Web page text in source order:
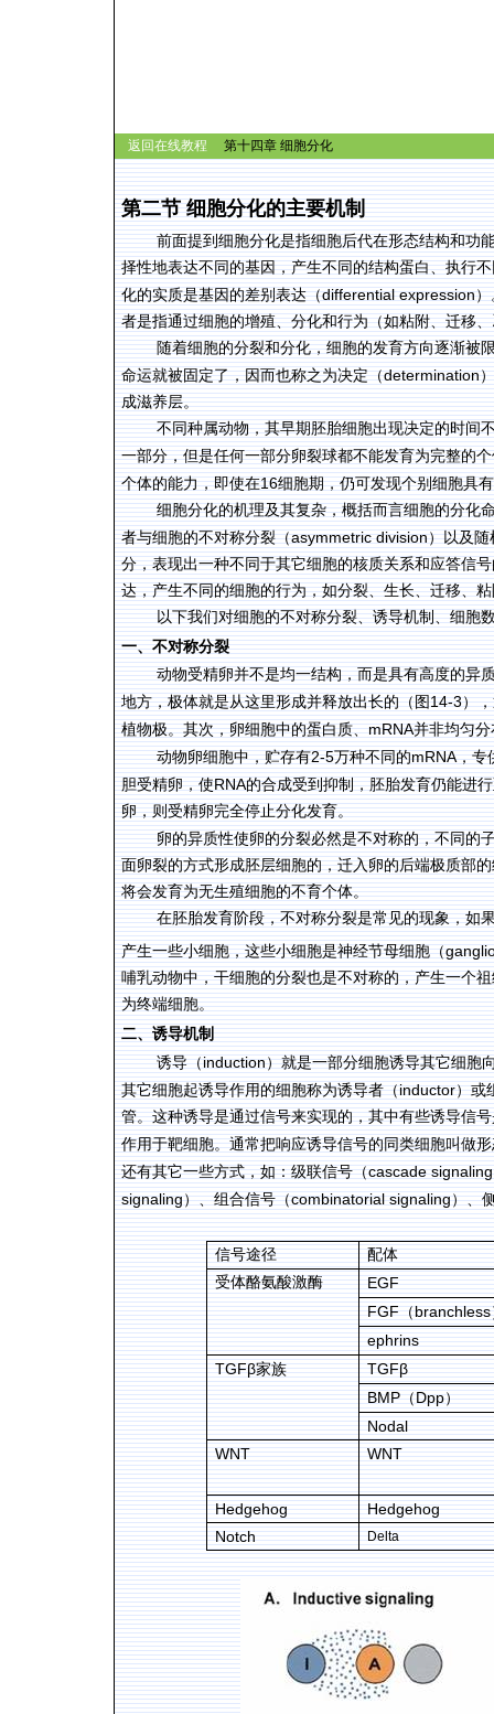
返回在线教程 第十四章 细胞分化
第二节 细胞分化的主要机制
前面提到细胞分化是指细胞后代在形态结构和功
择性地表达不同的基因，产生不同的结构蛋白、执行
化的实质是基因的差别表达（differential expression）
者是指通过细胞的增殖、分化和行为（如粘附、迁移
随着细胞的分裂和分化，细胞的发育方向逐渐被
命运就被固定了，因而也称之为决定（determination
成滋养层。
不同种属动物，其早期胚胎细胞出现决定的时间
一部分，但是任何一部分卵裂球都不能发育为完整的
个体的能力，即使在16细胞期，仍可发现个别细胞具
细胞分化的机理及其复杂，概括而言细胞的分化
者与细胞的不对称分裂（asymmetric division）以及随
分，表现出一种不同于其它细胞的核质关系和应答信
达，产生不同的细胞的行为，如分裂、生长、迁移、
以下我们对细胞的不对称分裂、诱导机制、细胞
一、不对称分裂
动物受精卵并不是均一结构，而是具有高度的异
地方，极体就是从这里形成并释放出长的（图14-3）
植物极。其次，卵细胞中的蛋白质、mRNA并非均匀
动物卵细胞中，贮存有2-5万种不同的mRNA，专
胆受精卵，使RNA的合成受到抑制，胚胎发育仍能进
卵，则受精卵完全停止分化发育。
卵的异质性使卵的分裂必然是不对称的，不同的
面卵裂的方式形成胚层细胞的，迁入卵的后端极质部
将会发育为无生殖细胞的不育个体。
在胚胎发育阶段，不对称分裂是常见的现象，如
产生一些小细胞，这些小细胞是神经节母细胞（
哺乳动物中，干细胞的分裂也是不对称的，产生一个
为终端细胞。
二、诱导机制
诱导（induction）就是一部分细胞诱导其它细胞
其它细胞起诱导作用的细胞称为诱导者（inductor）或
管。这种诱导是通过信号来实现的，其中有些诱导信
作用于靶细胞。通常把响应诱导信号的同类细胞叫做
还有其它一些方式，如：级联信号（cascade signaling
signaling）、组合信号（combinatorial signaling）、
信号途径
配体
受体酪氨酸激酶
EGF
FGF（branchless
ephrins
TGFβ家族
TGFβ
BMP（Dpp）
Nodal
WNT
WNT
Hedgehog
Hedgehog
Notch
Delta